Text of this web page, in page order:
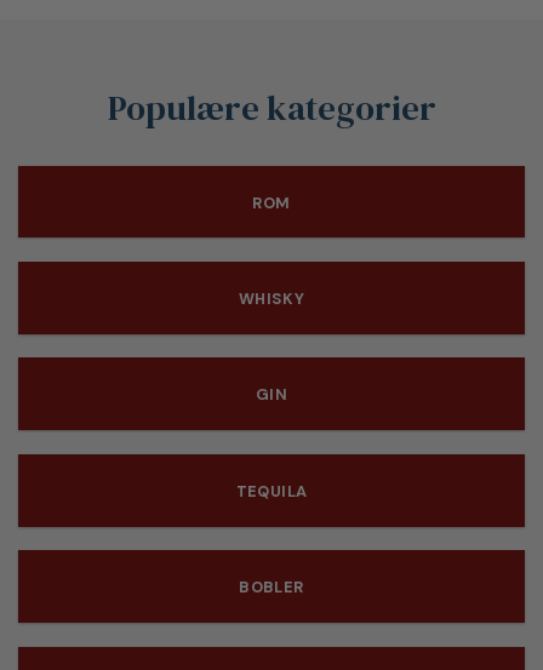
Populære kategorier
ROM
WHISKY
GIN
TEQUILA
BOBLER